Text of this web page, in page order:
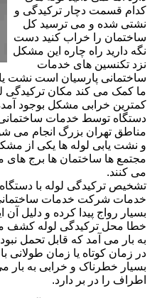
کدام قسمت دچار ترکیدگی و
نشتی شده و می ترسید کل
ساختمان را خراب کنید دست
نگه دارید راه چاره این مشکل
نزد تکنسین های خدمات
ساختمانی پارسیان است نشت
ما کمک می کند مکان ترکیدگی
کمترین خرابی مشکل بوجود
دستگاه توسط خدمات ساختمانی
مناطق تهران بزرگ انجام می
و نشت یابی لوله ها یکی از
مجتمع ها ساختمان ها برج
می کنند.
تشخیص ترکیدگی لوله با دستگاه
خدمات شرکت خدمات ساختمانی
بسیار رواج پیدا کرده و دلیل
خطا محل ترکیدگی لوله کشف
به بار می آمد که قابل تحمل
در زمان کوتاه یا زمان
بسیار خطرناک و خرابی به
اطراف را در بر دارد.